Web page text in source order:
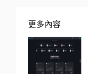
更多內容